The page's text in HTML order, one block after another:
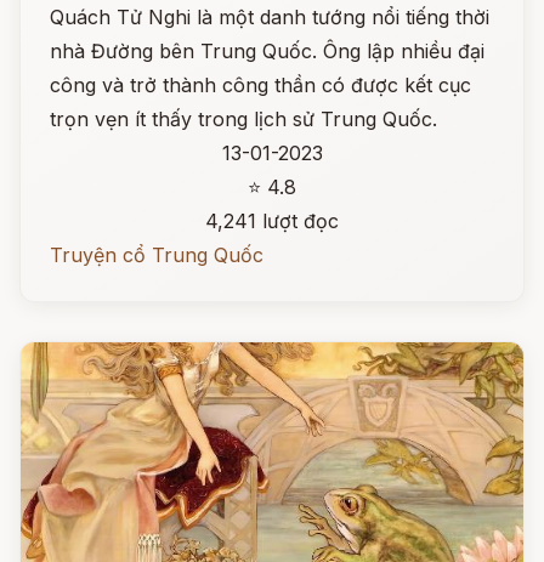
Quách Tử Nghi là một danh tướng nổi tiếng thời
nhà Đường bên Trung Quốc. Ông lập nhiều đại
công và trở thành công thần có được kết cục
trọn vẹn ít thấy trong lịch sử Trung Quốc.
13-01-2023
⭐ 4.8
4,241 lượt đọc
Truyện cổ Trung Quốc